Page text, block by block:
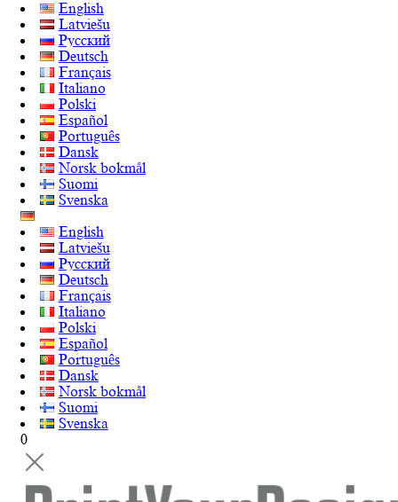
English
Latviešu
Русский
Deutsch
Français
Italiano
Polski
Español
Português
Dansk
Norsk bokmål
Suomi
Svenska
English
Latviešu
Русский
Deutsch
Français
Italiano
Polski
Español
Português
Dansk
Norsk bokmål
Suomi
Svenska
0